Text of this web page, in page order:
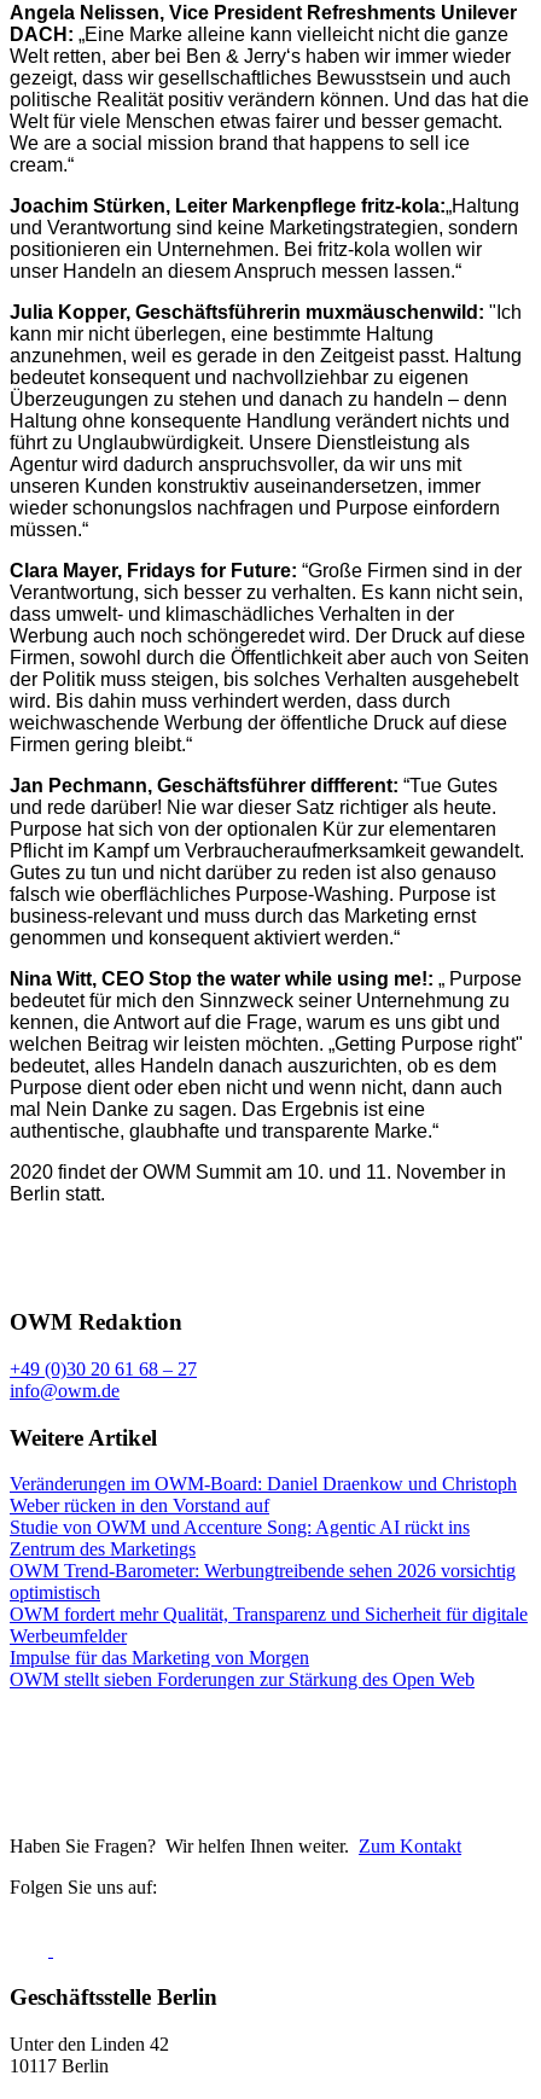
Angela Nelissen, Vice President Refreshments Unilever
DACH: „Eine Marke alleine kann vielleicht nicht die ganze
Welt retten, aber bei Ben & Jerry‘s haben wir immer wieder
gezeigt, dass wir gesellschaftliches Bewusstsein und auch
politische Realität positiv verändern können. Und das hat die
Welt für viele Menschen etwas fairer und besser gemacht.
We are a social mission brand that happens to sell ice
cream.“
Joachim Stürken, Leiter Markenpflege fritz-kola:„Haltung
und Verantwortung sind keine Marketingstrategien, sondern
positionieren ein Unternehmen. Bei fritz-kola wollen wir
unser Handeln an diesem Anspruch messen lassen.“
Julia Kopper, Geschäftsführerin muxmäuschenwild: "Ich
kann mir nicht überlegen, eine bestimmte Haltung
anzunehmen, weil es gerade in den Zeitgeist passt. Haltung
bedeutet konsequent und nachvollziehbar zu eigenen
Überzeugungen zu stehen und danach zu handeln – denn
Haltung ohne konsequente Handlung verändert nichts und
führt zu Unglaubwürdigkeit. Unsere Dienstleistung als
Agentur wird dadurch anspruchsvoller, da wir uns mit
unseren Kunden konstruktiv auseinandersetzen, immer
wieder schonungslos nachfragen und Purpose einfordern
müssen.“
Clara Mayer, Fridays for Future: “Große Firmen sind in der
Verantwortung, sich besser zu verhalten. Es kann nicht sein,
dass umwelt- und klimaschädliches Verhalten in der
Werbung auch noch schöngeredet wird. Der Druck auf diese
Firmen, sowohl durch die Öffentlichkeit aber auch von Seiten
der Politik muss steigen, bis solches Verhalten ausgehebelt
wird. Bis dahin muss verhindert werden, dass durch
weichwaschende Werbung der öffentliche Druck auf diese
Firmen gering bleibt.“
Jan Pechmann, Geschäftsführer diffferent: “Tue Gutes
und rede darüber! Nie war dieser Satz richtiger als heute.
Purpose hat sich von der optionalen Kür zur elementaren
Pflicht im Kampf um Verbraucheraufmerksamkeit gewandelt.
Gutes zu tun und nicht darüber zu reden ist also genauso
falsch wie oberflächliches Purpose-Washing. Purpose ist
business-relevant und muss durch das Marketing ernst
genommen und konsequent aktiviert werden.“
Nina Witt, CEO Stop the water while using me!: „ Purpose
bedeutet für mich den Sinnzweck seiner Unternehmung zu
kennen, die Antwort auf die Frage, warum es uns gibt und
welchen Beitrag wir leisten möchten. „Getting Purpose right"
bedeutet, alles Handeln danach auszurichten, ob es dem
Purpose dient oder eben nicht und wenn nicht, dann auch
mal Nein Danke zu sagen. Das Ergebnis ist eine
authentische, glaubhafte und transparente Marke.“
2020 findet der OWM Summit am 10. und 11. November in
Berlin statt.
OWM Redaktion
+49 (0)30 20 61 68 – 27
info@owm.de
Weitere Artikel
Veränderungen im OWM-Board: Daniel Draenkow und Christoph
Weber rücken in den Vorstand auf
Studie von OWM und Accenture Song: Agentic AI rückt ins
Zentrum des Marketings
OWM Trend-Barometer: Werbungtreibende sehen 2026 vorsichtig
optimistisch
OWM fordert mehr Qualität, Transparenz und Sicherheit für digitale
Werbeumfelder
Impulse für das Marketing von Morgen
OWM stellt sieben Forderungen zur Stärkung des Open Web
Haben Sie Fragen? Wir helfen Ihnen weiter. Zum Kontakt
Folgen Sie uns auf:
Geschäftsstelle Berlin
Unter den Linden 42
10117 Berlin